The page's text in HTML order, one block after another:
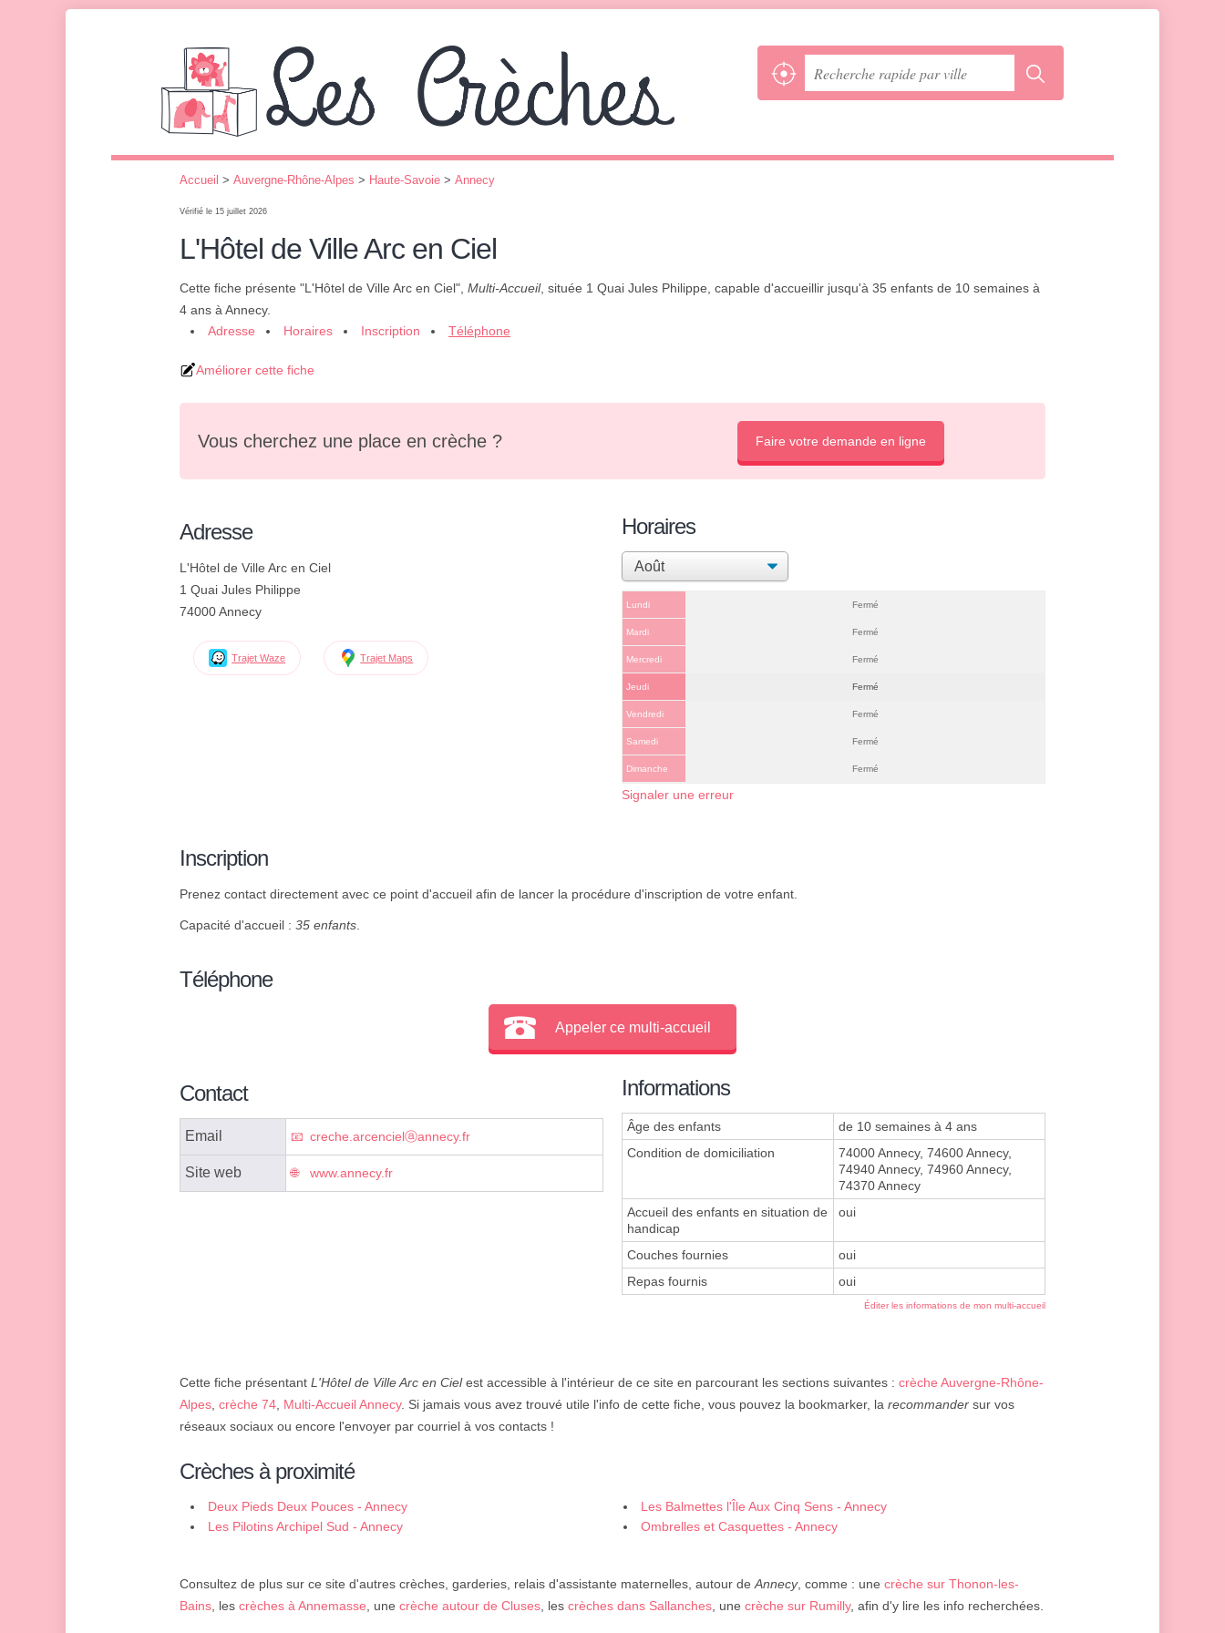
Accueil > Auvergne-Rhône-Alpes > Haute-Savoie > Annecy
Vérifié le 15 juillet 2026
L'Hôtel de Ville Arc en Ciel
Cette fiche présente "L'Hôtel de Ville Arc en Ciel", Multi-Accueil, située 1 Quai Jules Philippe, capable d'accueillir jusqu'à 35 enfants de 10 semaines à
4 ans à Annecy.
Adresse
Horaires Inscription Téléphone
Améliorer cette fiche
Vous cherchez une place en crèche ? Faire votre demande en ligne
Adresse
L'Hôtel de Ville Arc en Ciel
1 Quai Jules Philippe
74000 Annecy
Trajet Waze Trajet Maps
Horaires
Lundi Fermé
Mardi Fermé
Mercredi Fermé
Jeudi Fermé
Vendredi Fermé
Samedi Fermé
Dimanche Fermé
Signaler une erreur
Inscription
Prenez contact directement avec ce point d'accueil afin de lancer la procédure d'inscription de votre enfant.
Capacité d'accueil : 35 enfants
Téléphone
Appeler ce multi-accueil
Contact
Email creche.arcencielⓐannecy.fr
Site web www.annecy.fr
Informations
Âge des enfants
de 10 semaines à 4 ans
Condition de domiciliation
74000 Annecy, 74600 Annecy,
74940 Annecy, 74960 Annecy,
74370 Annecy
Accueil des enfants en situation de
handicap
oui
Couches fournies
oui
Repas fournis
oui
Éditer les informations de mon multi-accueil
Cette fiche présentant L'Hôtel de Ville Arc en Cielest accessible à l'intérieur de ce site en parcourant les sections suivantes : crèche Auvergne-Rhône-
Alpes crèche 74 Multi-Accueil Annecy. Si jamais vous avez trouvé utile l'info de cette fiche, vous pouvez la bookmarker, la recommander sur vos
réseaux sociaux ou encore l'envoyer par courriel à vos contacts !
Crèches à proximité
Deux Pieds Deux Pouces - Annecy
Les Balmettes l'Île Aux Cinq Sens - Annecy
Les Pilotins Archipel Sud - Annecy
Ombrelles et Casquettes - Annecy
Consultez de plus sur ce site d'autres crèches, garderies, relais d'assistante maternelles, autour de Annecy, comme : une crèche sur Thonon-les-
Bains , les crèches à Annemasse , une crèche autour de Cluses , les crèches dans Sallanches , une crèche sur Rumilly, afin d'y lire les info recherchées.